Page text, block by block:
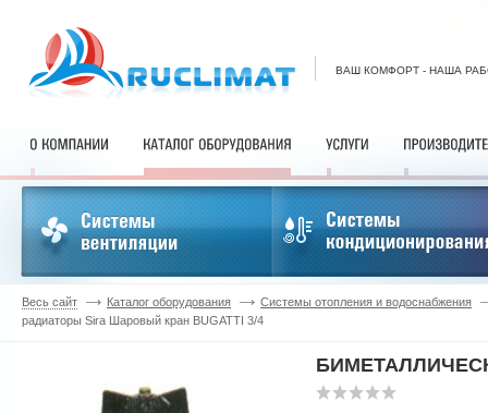
ВАШ КОМФОРТ - НАША
Весь сайт Каталог оборудования
Системы отопления и водоснабжения
радиаторы Sira Шаровый кран BUGATTI 3/4